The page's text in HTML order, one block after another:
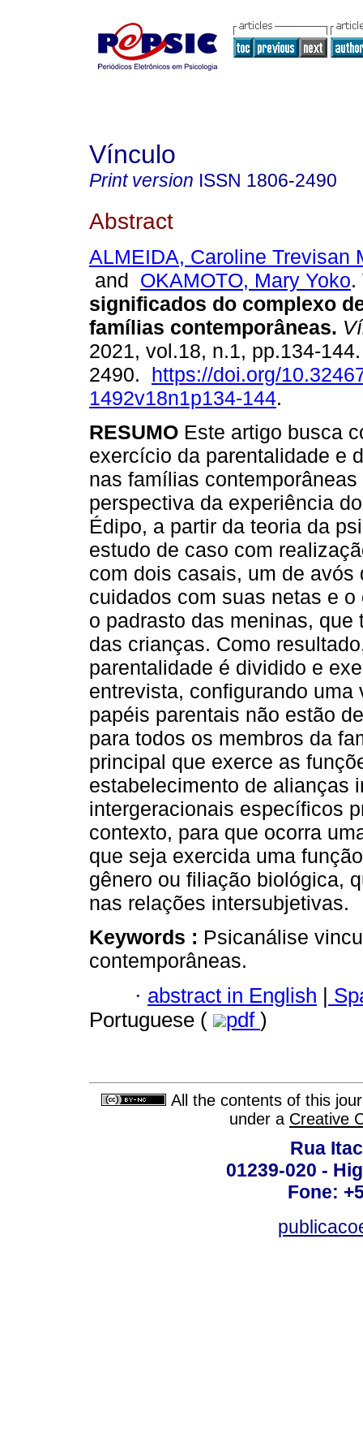
Vínculo
Print version ISSN 1806-2490
Abstract
ALMEIDA, Caroline Trevisan
and OKAMOTO, Mary Yoko.
significados do complexo
famílias contemporâneas.
2021, vol.18, n.1, pp.134-
2490. https://doi.org/
1492v18n1p134-144.
RESUMO Este artigo busca
exercício da parentalidade e
nas famílias contemporâneas
perspectiva da experiência
Édipo, a partir da teoria da
estudo de caso com
com dois casais, um de
cuidados com suas netas e
o padrasto das meninas,
das crianças. Como
parentalidade é dividido e
entrevista, configurando
papéis parentais não estão
para todos os membros da
principal que exerce as
estabelecimento de alianças
intergeracionais específicos
contexto, para que ocorra
que seja exercida uma
gênero ou filiação biológica,
nas relações intersubjetivas.
Keywords : Psicanálise
contemporâneas.
· abstract in English |
Portuguese (
pdf )
All the contents of this
under a Creative
Rua
01239-020 -
Fone: